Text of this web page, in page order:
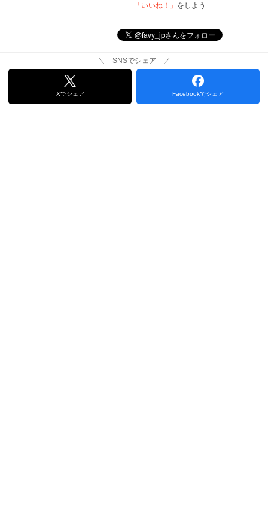
「いいね！」 をしよう
＼ SNSでシェア ／
Xでシェア Facebookでシェア